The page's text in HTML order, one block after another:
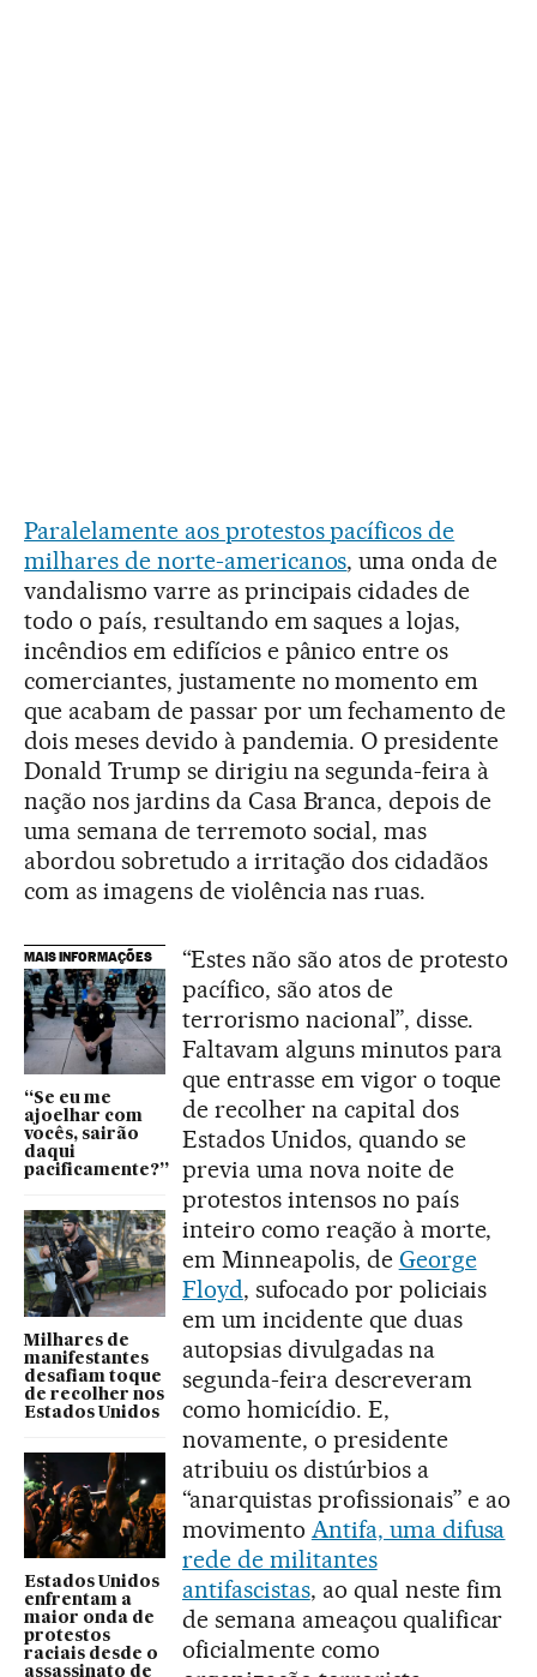
Paralelamente aos protestos pacíficos de
milhares de norte-americanos, uma onda de
vandalismo varre as principais cidades de
todo o país, resultando em saques a lojas,
incêndios em edifícios e pânico entre os
comerciantes, justamente no momento em
que acabam de passar por um fechamento de
dois meses devido à pandemia. O presidente
Donald Trump se dirigiu na segunda-feira à
nação nos jardins da Casa Branca, depois de
uma semana de terremoto social, mas
abordou sobretudo a irritação dos cidadãos
com as imagens de violência nas ruas.
MAIS INFORMAÇÕES
“Se eu me
ajoelhar com
vocês, sairão
daqui
pacificamente?”
Milhares de
manifestantes
desafiam toque
de recolher nos
Estados Unidos
Estados Unidos
enfrentam a
maior onda de
protestos
raciais desde o
assassinato de
“Estes não são atos de protesto
pacífico, são atos de
terrorismo nacional”, disse.
Faltavam alguns minutos para
que entrasse em vigor o toque
de recolher na capital dos
Estados Unidos, quando se
previa uma nova noite de
protestos intensos no país
inteiro como reação à morte,
em Minneapolis, de George
Floyd, sufocado por policiais
em um incidente que duas
autopsias divulgadas na
segunda-feira descreveram
como homicídio. E,
novamente, o presidente
atribuiu os distúrbios a
“anarquistas profissionais” e ao
movimento Antifa, uma difusa
rede de militantes
antifascistas, ao qual neste fim
de semana ameaçou qualificar
oficialmente como